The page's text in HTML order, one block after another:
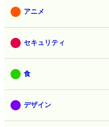
アニメ
セキュリティ
食
デザイン